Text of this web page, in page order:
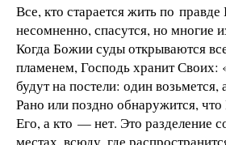
Все, кто старается жить по
несомненно, спасутся, но
Когда Божии суды открываются
пламенем, Господь хранит Своих:
будут на постели: один возьмется,
Рано или поздно обнаружится, что
Его, а кто — нет. Это разделение